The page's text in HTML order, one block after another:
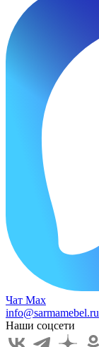
Чат Max
info@sarmamebel.ru
Наши соцсети